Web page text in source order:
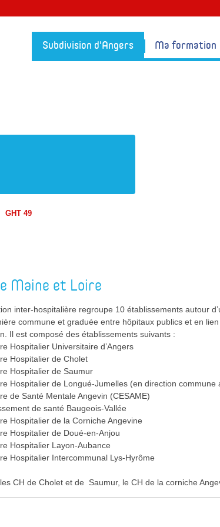
Subdivision d'Angers Ma formation
GHT 49
Maine et Loire
inter-hospitalière regroupe 10 établissements autour
commune et graduée entre hôpitaux publics et en
Il est composé des établissements suivants :
Hospitalier Universitaire d’Angers
Hospitalier de Cholet
Hospitalier de Saumur
Hospitalier de Longué-Jumelles (en direction commune
de Santé Mentale Angevin (CESAME)
de santé Baugeois-Vallée
Hospitalier de la Corniche Angevine
Hospitalier de Doué-en-Anjou
Hospitalier Layon-Aubance
Hospitalier Intercommunal Lys-Hyrôme
CH de Cholet et de Saumur, le CH de la corniche